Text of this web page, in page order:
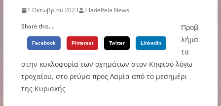
1 Οκτωβρίου 2023
Filadelfeia News
Share this...
Facebook Pinterest Twitter Linkedin
Προβ
λήμα
τα
στην κυκλοφορία των οχημάτων στον Κηφισό λόγω
τροχαίου, στο ρεύμα προς Λαμία από το μεσημέρι
της Κυριακής